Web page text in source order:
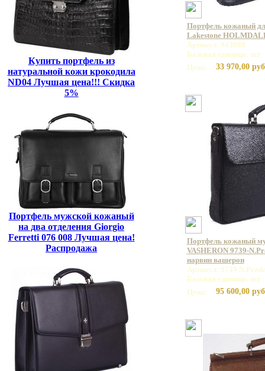
Купить портфель из
натуральной кожи крокодила
ND04 Лучшая цена!!! Скидка
5%
Портфель мужской кожаный
на два отделения Giorgio
Ferretti 076 008 Лучшая цена!
Распродажа
Портфель кожаный
Lakestone
Артикул: 943088
Базовая единица: шт
Цена:
33 970,00
Портфель кожаный
VASHERON 9739-
нарвин вашерон
Артикул: 9739
Базовая единица: шт
Цена:
95 600,00